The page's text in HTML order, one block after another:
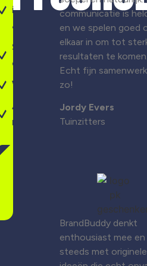
identiteit
& design
Sterke
campagnes
Webdesign
Altijd
maatwerk
communicatie is
en we spelen goed
elkaar in om tot
resultaten te komen.
Echt fijn
zo!
Jordy Evers
Tuinzitters
BrandBuddy denkt
enthousiast mee
steeds met originele